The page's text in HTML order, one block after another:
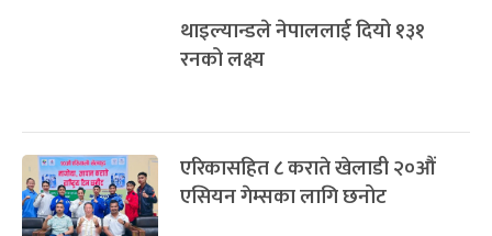
थाइल्यान्डले नेपाललाई दियो १३१
रनको लक्ष्य
एरिकासहित ८ कराते खेलाडी २०औं
एसियन गेम्सका लागि छनोट